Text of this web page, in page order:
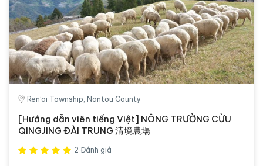
Ren’ai Township, Nantou County
[Hướng dẫn viên tiếng Việt] NÔNG TRƯỜNG CỪU
QINGJING ĐÀI TRUNG 清境農場
2 Đánh giá